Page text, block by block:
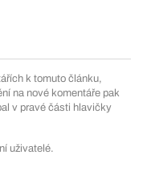
k tomuto článku,
na nové komentáře pak
v pravé části hlavičky
uživatelé.